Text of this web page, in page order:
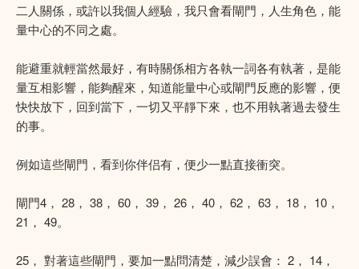
二人關係，或許以我個人經驗，我只會看閘門，人生角色，能
量中心的不同之處。
能避重就輕當然最好，有時關係相方各執一詞各有執著，是能
量互相影響，能夠醒來，知道能量中心或閘門反應的影響，便
快快放下，回到當下，一切又平靜下來，也不用執著過去發生
的事。
例如這些閘門，看到你伴侣有，便少一點直接衝突。
閘門4， 28， 38， 60， 39， 26， 40， 62， 63， 18， 10，
21， 49。
25， 對著這些閘門，要加一點問清楚，減少誤會： 2， 14，